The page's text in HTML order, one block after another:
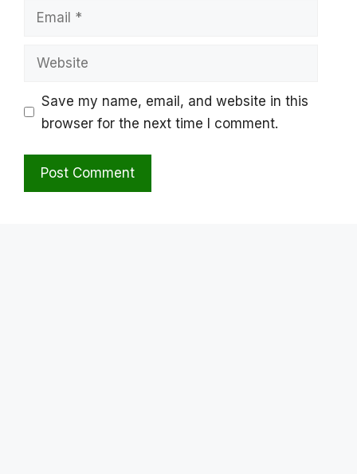
Email
Website
Save my name, email, and website in this
browser for the next time I comment.